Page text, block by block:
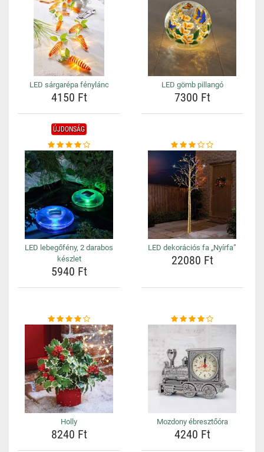
LED sárgarépa fénylánc
4150 Ft
LED gömb pillangó
7300 Ft
ÚJDONSÁG
LED lebegőfény, 2 darabos
készlet
5940 Ft
LED dekorációs fa „Nyírfa”
22080 Ft
Holly
8240 Ft
Mozdony ébresztőóra
4240 Ft